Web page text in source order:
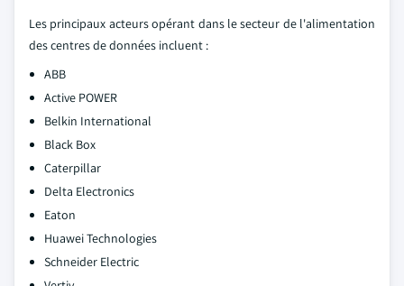
Les principaux acteurs opérant dans le secteur de l'alimentation
des centres de données incluent :
ABB
Active POWER
Belkin International
Black Box
Caterpillar
Delta Electronics
Eaton
Huawei Technologies
Schneider Electric